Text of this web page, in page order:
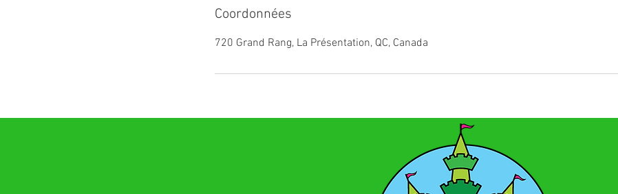
Coordonnées
720 Grand Rang, La Présentation, QC, Canada